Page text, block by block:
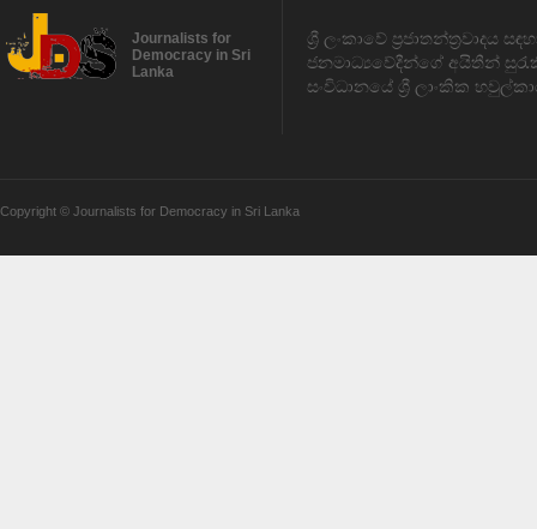
Journalists for
Democracy in Sri
Lanka
ශ්‍රී ලංකාවේ ප්‍රජාතන්ත්‍රවාදය
ජනමාධ්‍යවේදීන්ගේ අයිතීන්
සංවිධානයේ ශ්‍රී ලාංකික
Copyright © Journalists for Democracy in Sri Lanka